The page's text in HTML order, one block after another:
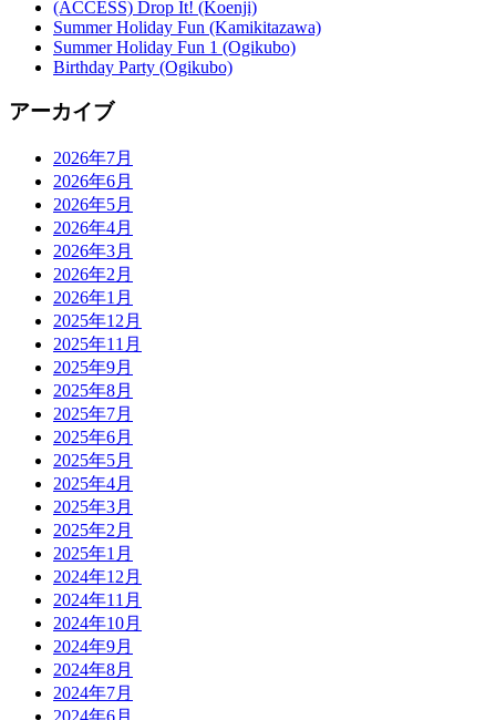
(ACCESS) Drop It! (Koenji)
Summer Holiday Fun (Kamikitazawa)
Summer Holiday Fun 1 (Ogikubo)
Birthday Party (Ogikubo)
アーカイブ
2026年7月
2026年6月
2026年5月
2026年4月
2026年3月
2026年2月
2026年1月
2025年12月
2025年11月
2025年9月
2025年8月
2025年7月
2025年6月
2025年5月
2025年4月
2025年3月
2025年2月
2025年1月
2024年12月
2024年11月
2024年10月
2024年9月
2024年8月
2024年7月
2024年6月